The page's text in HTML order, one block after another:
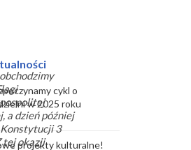
a dzień później
3
okazji
cykl o
w 2025 roku
projekty kulturalne!